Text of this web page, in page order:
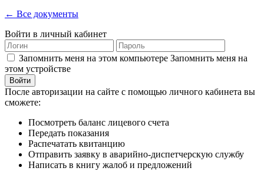
← Все документы
Войти в личный кабинет
Запомнить меня на этом компьютере Запомнить меня на
этом устройстве
После авторизации на сайте с помощью личного кабинета вы
сможете:
Посмотреть баланс лицевого счета
Передать показания
Распечатать квитанцию
Отправить заявку в аварийно-диспетчерскую службу
Написать в книгу жалоб и предложений